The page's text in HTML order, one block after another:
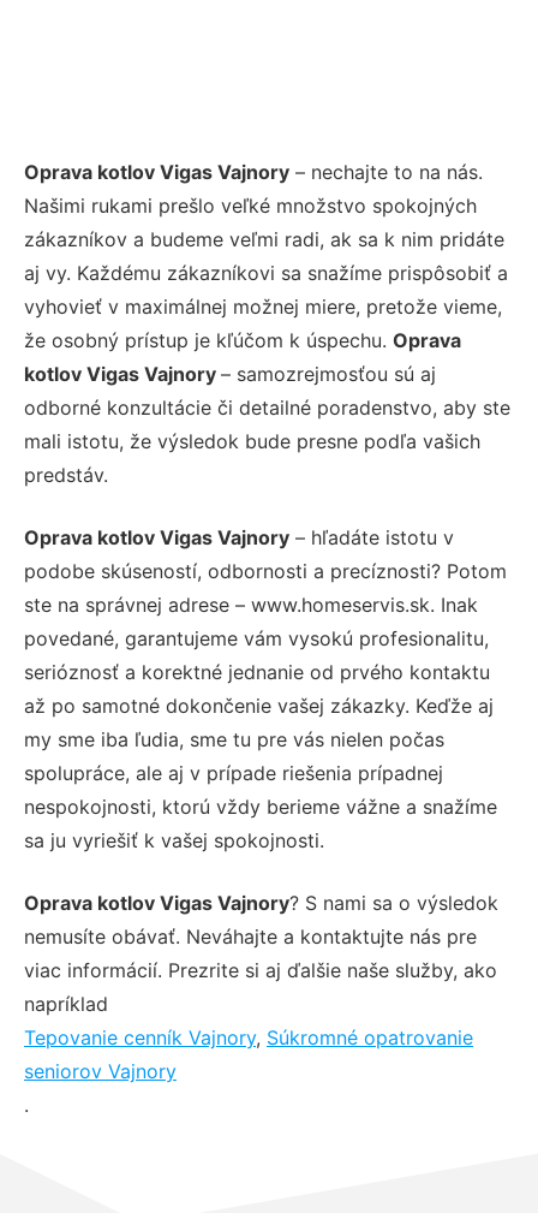
Oprava kotlov Vigas Vajnory – nechajte to na nás.
Našimi rukami prešlo veľké množstvo spokojných
zákazníkov a budeme veľmi radi, ak sa k nim pridáte
aj vy. Každému zákazníkovi sa snažíme prispôsobiť a
vyhovieť v maximálnej možnej miere, pretože vieme,
že osobný prístup je kľúčom k úspechu. Oprava
kotlov Vigas Vajnory – samozrejmosťou sú aj
odborné konzultácie či detailné poradenstvo, aby ste
mali istotu, že výsledok bude presne podľa vašich
predstáv.
Oprava kotlov Vigas Vajnory – hľadáte istotu v
podobe skúseností, odbornosti a precíznosti? Potom
ste na správnej adrese – www.homeservis.sk. Inak
povedané, garantujeme vám vysokú profesionalitu,
serióznosť a korektné jednanie od prvého kontaktu
až po samotné dokončenie vašej zákazky. Keďže aj
my sme iba ľudia, sme tu pre vás nielen počas
spolupráce, ale aj v prípade riešenia prípadnej
nespokojnosti, ktorú vždy berieme vážne a snažíme
sa ju vyriešiť k vašej spokojnosti.
Oprava kotlov Vigas Vajnory? S nami sa o výsledok
nemusíte obávať. Neváhajte a kontaktujte nás pre
viac informácií. Prezrite si aj ďalšie naše služby, ako
napríklad
Tepovanie cenník Vajnory, Súkromné opatrovanie
seniorov Vajnory
.